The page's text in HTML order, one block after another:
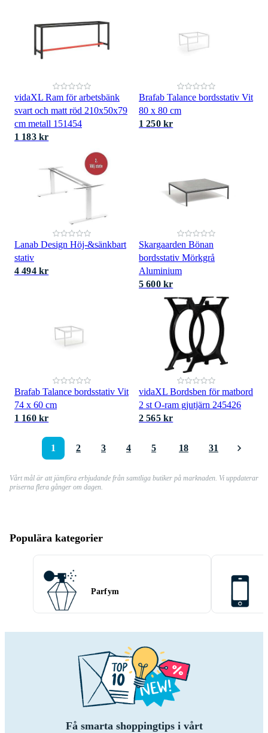
vidaXL Ram för arbetsbänk
svart och matt röd 210x50x79
cm metall 151454
1 183 kr
Brafab Talance bordsstativ Vit
80 x 80 cm
1 250 kr
Lanab Design Höj-&sänkbart
stativ
4 494 kr
Skargaarden Bönan
bordsstativ Mörkgrå
Aluminium
5 600 kr
Brafab Talance bordsstativ Vit
74 x 60 cm
1 160 kr
vidaXL Bordsben för matbord
2 st O-ram gjutjärn 245426
2 565 kr
1 2 3 4 5 18 31
Vårt mål är att jämföra erbjudande från samtliga butiker på marknaden. Vi uppdaterar
priserna flera gånger om dagen.
Populära kategorier
Parfym
Få smarta shoppingtips i vårt